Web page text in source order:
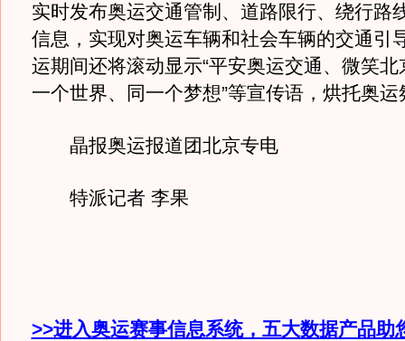
实时发布奥运交通管制、道路限行、绕行路
信息，实现对奥运车辆和社会车辆的交通引
运期间还将滚动显示“平安奥运交通、微笑北
一个世界、同一个梦想”等宣传语，烘托奥运
晶报奥运报道团北京专电
特派记者 李果
>>进入奥运赛事信息系统，五大数据产品助